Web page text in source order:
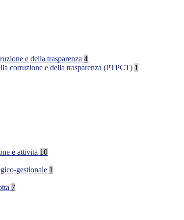
e della trasparenza 4
corruzione e della trasparenza (PTPCT) 1
e attività 10
gestionale 1
7